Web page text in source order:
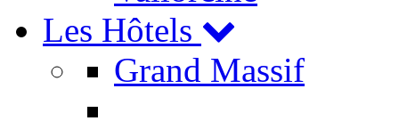
Les Hôtels
Grand Massif